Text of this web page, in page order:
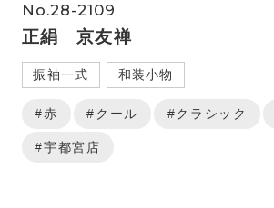
No.28-2109
正絹 京友禅
振袖一式 和装小物
#赤 #クール #クラシック
#宇都宮店